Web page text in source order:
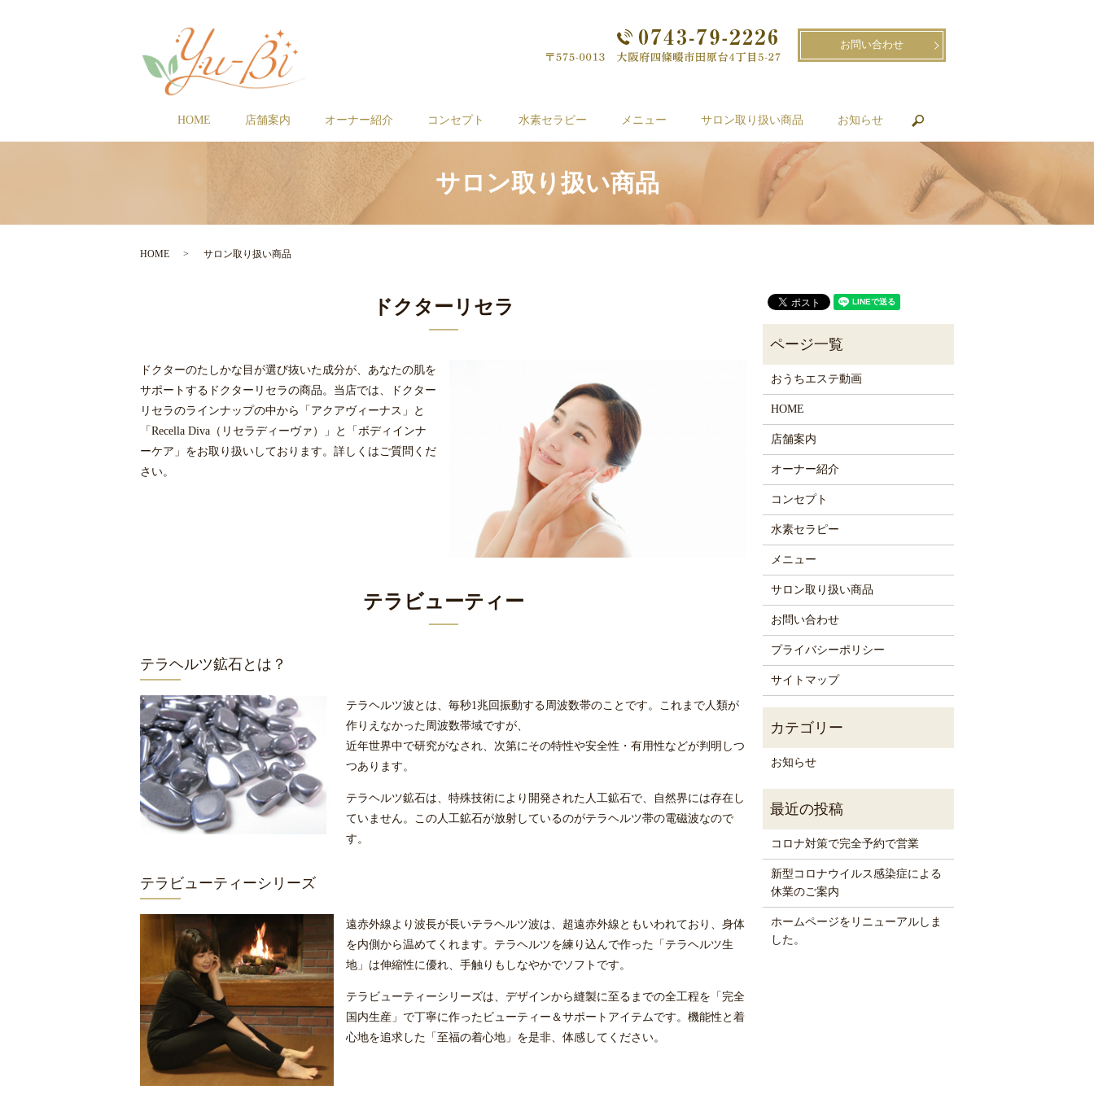
HOME 店舗案内 オーナー紹介 コンセプト 水素セラピー メニュー サロン取り扱い商品 お知らせ search
お問い合わせ
サロン取り扱い商品
HOME サロン取り扱い商品
ドクターリセラ
ドクターのたしかな目が選び抜いた成分が、あなたの肌を
サポートするドクターリセラの商品。当店では、ドクター
リセラのラインナップの中から「アクアヴィーナス」と
「Recella Diva（リセラディーヴァ）」と「ボディインナ
ーケア」をお取り扱いしております。詳しくはご質問くだ
さい。
テラビューティー
テラヘルツ鉱石とは？
テラヘルツ波とは、毎秒1兆回振動する周波数帯のことです。これまで人類が
作りえなかった周波数帯域ですが、
近年世界中で研究がなされ、次第にその特性や安全性・有用性などが判明しつ
つあります。
テラヘルツ鉱石は、特殊技術により開発された人工鉱石で、自然界には存在し
ていません。この人工鉱石が放射しているのがテラヘルツ帯の電磁波なので
す。
テラビューティーシリーズ
遠赤外線より波長が長いテラヘルツ波は、超遠赤外線ともいわれており、身体
を内側から温めてくれます。テラヘルツを練り込んで作った「テラヘルツ生
地」は伸縮性に優れ、手触りもしなやかでソフトです。
テラビューティーシリーズは、デザインから縫製に至るまでの全工程を「完全
国内生産」で丁寧に作ったビューティー＆サポートアイテムです。機能性と着
心地を追求した「至福の着心地」を是非、体感してください。
おうちエステ動画
HOME
店舗案内
オーナー紹介
コンセプト
水素セラピー
メニュー
サロン取り扱い商品
お問い合わせ
プライバシーポリシー
サイトマップ
お知らせ
コロナ対策で完全予約で営業
新型コロナウイルス感染症による
休業のご案内
ホームページをリニューアルしま
した。